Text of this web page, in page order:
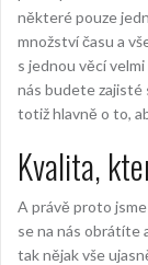
některé pouze
množství času a
s jednou věcí
nás budete zajisté
totiž hlavně o to,
Kvalita,
A právě proto
se na nás obrátíte
tak nějak vše